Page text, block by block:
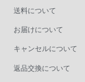
送料について
お届けについて
キャンセルについて
返品交換について